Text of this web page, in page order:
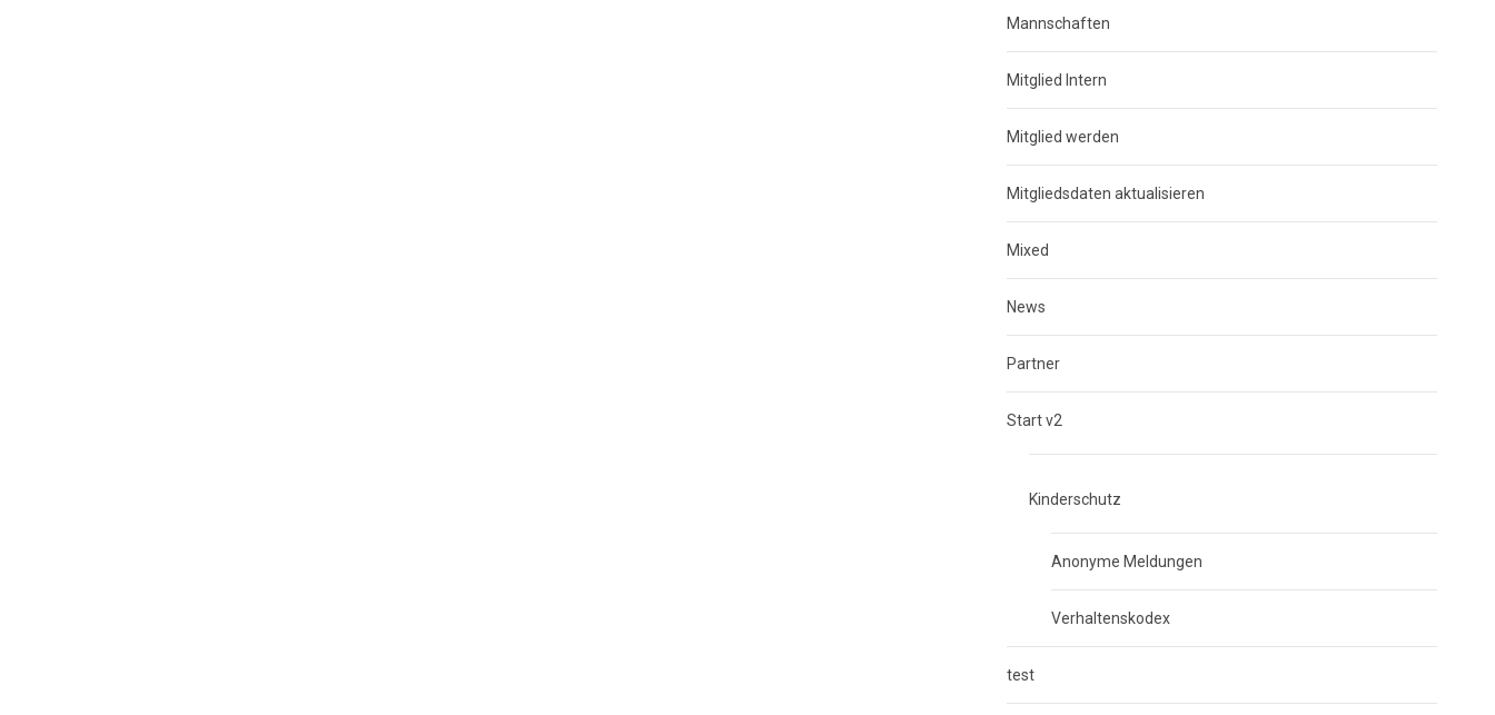
Mannschaften
Mitglied Intern
Mitglied werden
Mitgliedsdaten aktualisieren
Mixed
News
Partner
Start v2
Kinderschutz
Anonyme Meldungen
Verhaltenskodex
test